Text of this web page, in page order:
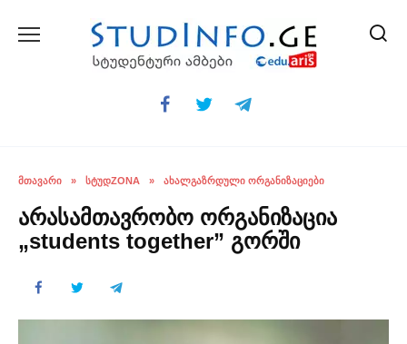
ᲛᲗᲐᲕᲐᲠᲘ » ᲡᲢᲣᲓZONA » ᲐᲮᲐᲚᲒᲐᲖᲠᲓᲣᲚᲘ ᲝᲠᲒᲐᲜᲘᲖᲐᲪᲘᲔᲑᲘ
არასამთავრობო ორგანიზაცია
„students together” გორში